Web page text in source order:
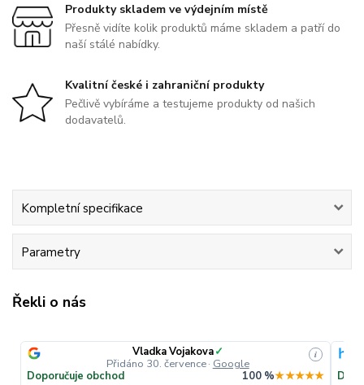
Produkty skladem ve výdejním místě
Přesně vidíte kolik produktů máme skladem a patří do
naší stálé nabídky.
Kvalitní české i zahraniční produkty
Pečlivě vybíráme a testujeme produkty od našich
dodavatelů.
Kompletní specifikace
Parametry
Řekli o nás
Vladka Vojakova✓
Přidáno 30. července· Google
i
Doporučuje obchod 100 %★★★★★